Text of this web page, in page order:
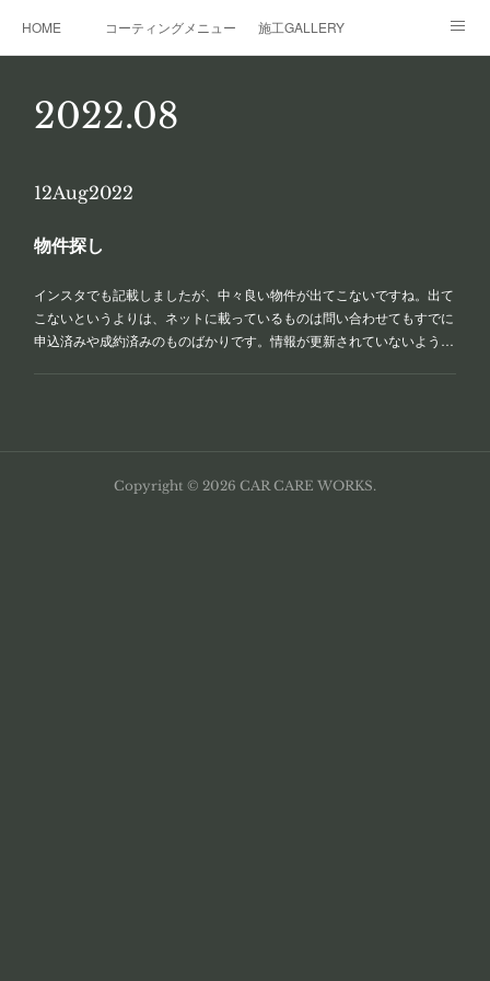
HOME コーティングメニュー 施工GALLERY
2022.08
12Aug2022
物件探し
インスタでも記載しましたが、中々良い物件が出てこないですね。出て
こないというよりは、ネットに載っているものは問い合わせてもすでに
申込済みや成約済みのものばかりです。情報が更新されていないよう…
Copyright © 2026 CAR CARE WORKS.